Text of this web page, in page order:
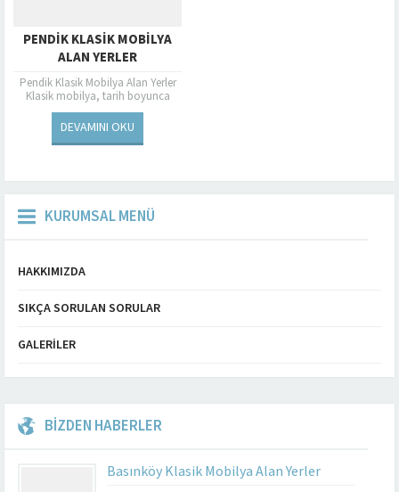
PENDIK KLASIK MOBILYA
ALAN YERLER
Pendik Klasik Mobilya Alan Yerler
Klasik mobilya, tarih boyunca
insanların yaşam alanlarını dekore
etmek ve kişiselleştirmek için
DEVAMINI OKU
KURUMSAL MENÜ
HAKKIMIZDA
SIKÇA SORULAN SORULAR
GALERILER
BİZDEN HABERLER
Basınköy Klasik Mobilya Alan Yerler